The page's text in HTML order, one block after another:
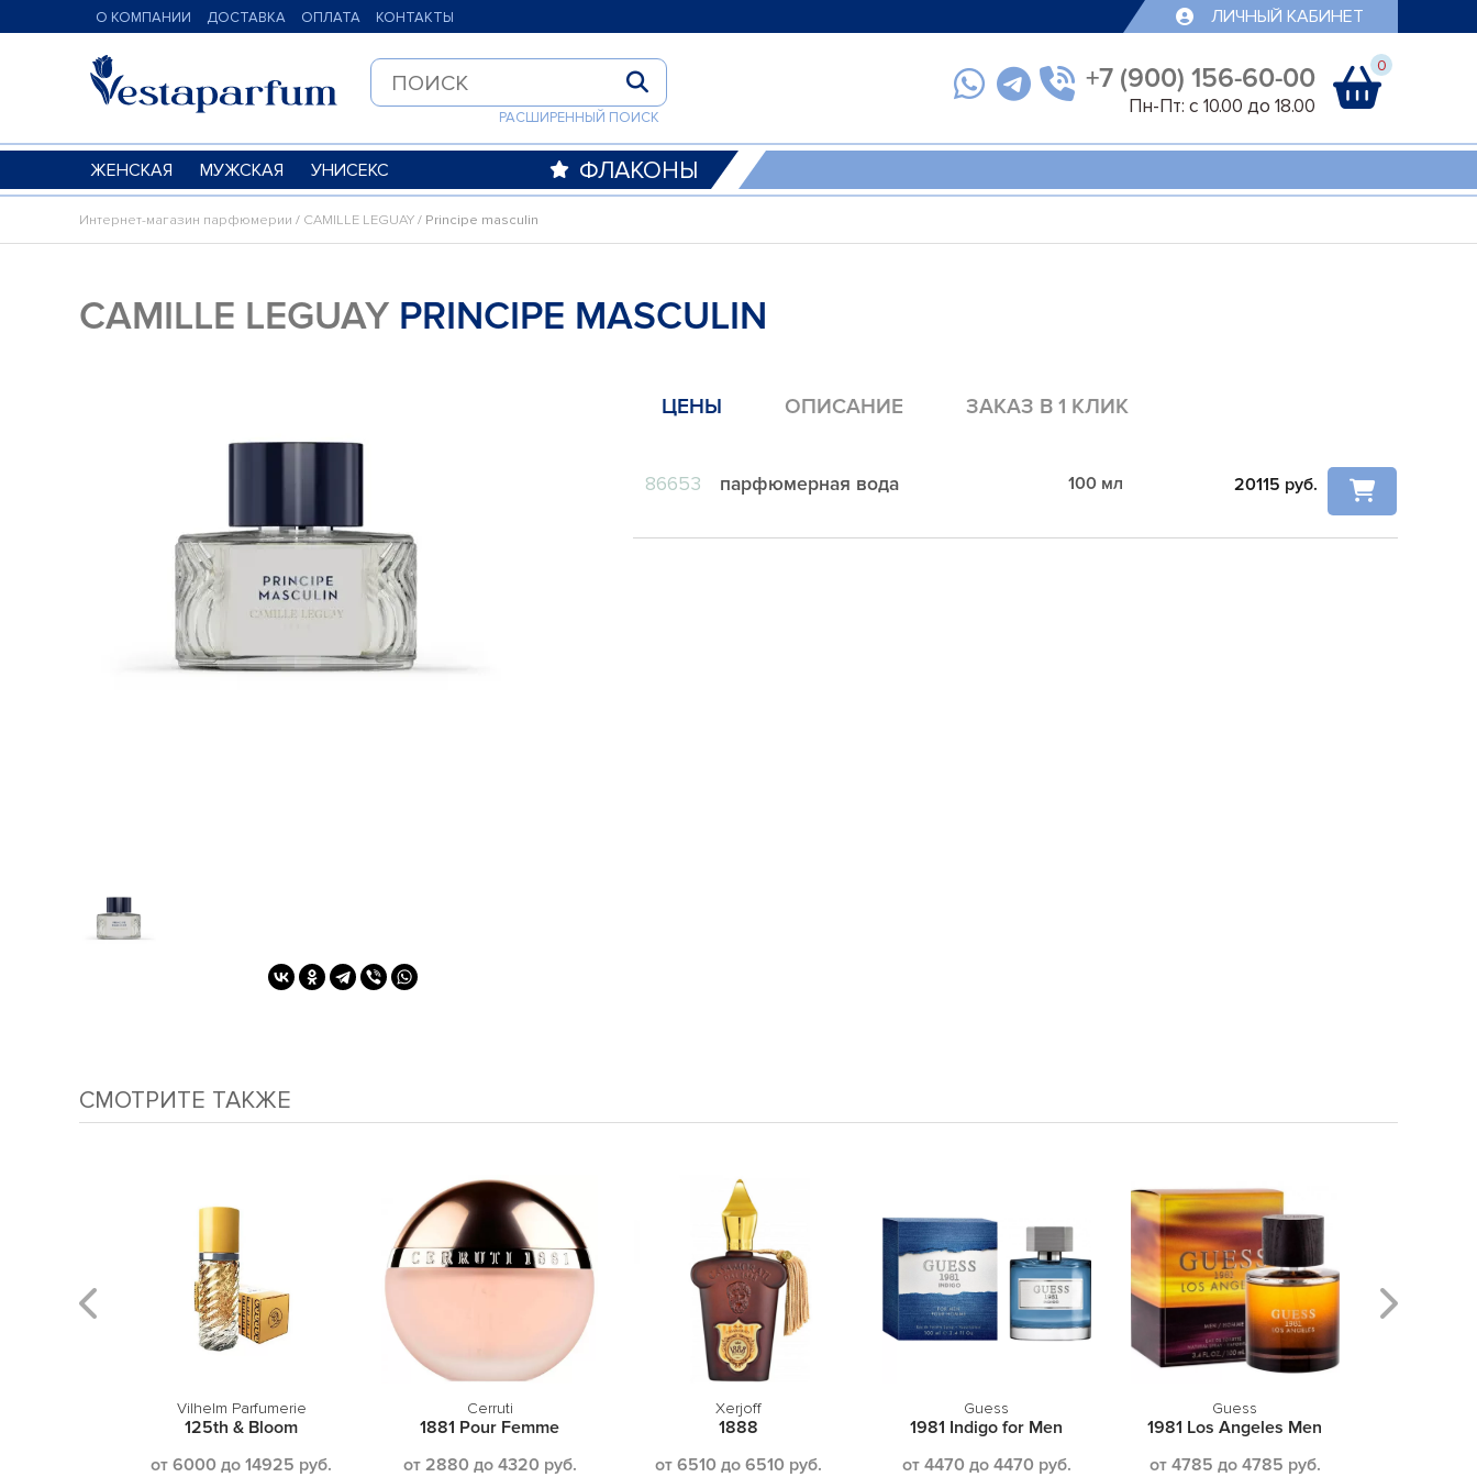
О КОМПАНИИ ДОСТАВКА ОПЛАТА КОНТАКТЫ ЛИЧНЫЙ КАБИНЕТ
ФЛАКОНЫ
РАСШИРЕННЫЙ ПОИСК
0
+7 (900) 156-60-00
Пн-Пт: с 10.00 до 18.00
ЖЕНСКАЯ МУЖСКАЯ УНИСЕКС
Интернет-магазин парфюмерии / CAMILLE LEGUAY/ Principe masculin
CAMILLE LEGUAY PRINCIPE MASCULIN
ЦЕНЫ ОПИСАНИЕ ЗАКАЗ В 1 КЛИК
86653 парфюмерная вода 100 мл 20115 руб.
СМОТРИТЕ ТАКЖЕ
Vilhelm Parfumerie
125th & Bloom
от 6000 до 14925 руб.
Cerruti
1881 Pour Femme
от 2880 до 4320 руб.
Xerjoff
1888
от 6510 до 6510 руб.
Guess
1981 Indigo for Men
от 4470 до 4470 руб.
Guess
1981 Los Angeles Men
от 4785 до 4785 руб.